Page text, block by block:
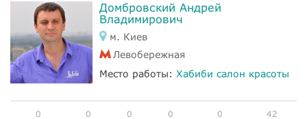
Домбровский Андрей
Владимирович
м. Киев
Левобережная
Место работы: Хабиби салон красоты
0 0 0 0 0 42